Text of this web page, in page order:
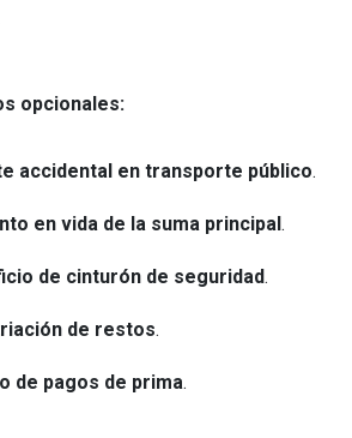
opcionales:
accidental en transporte público.
en vida de la suma principal .
de cinturón de seguridad.
de restos.
de pagos de prima.